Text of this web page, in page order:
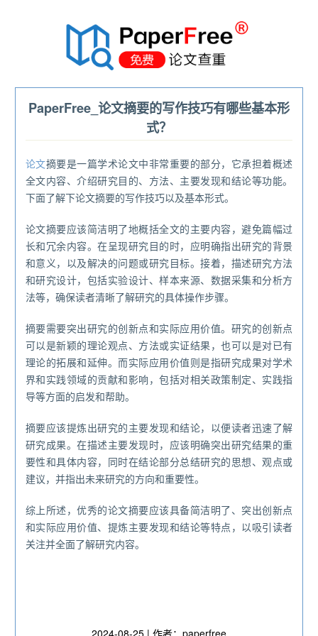
PaperFree_论文摘要的写作技巧有哪些基本形
式？
论文摘要是一篇学术论文中非常重要的部分，它承担着概述
全文内容、介绍研究目的、方法、主要发现和结论等功能。
下面了解下论文摘要的写作技巧以及基本形式。
论文摘要应该简洁明了地概括全文的主要内容，避免篇幅过
长和冗余内容。在呈现研究目的时，应明确指出研究的背景
和意义，以及解决的问题或研究目标。接着，描述研究方法
和研究设计，包括实验设计、样本来源、数据采集和分析方
法等，确保读者清晰了解研究的具体操作步骤。
摘要需要突出研究的创新点和实际应用价值。研究的创新点
可以是新颖的理论观点、方法或实证结果，也可以是对已有
理论的拓展和延伸。而实际应用价值则是指研究成果对学术
界和实践领域的贡献和影响，包括对相关政策制定、实践指
导等方面的启发和帮助。
摘要应该提炼出研究的主要发现和结论，以便读者迅速了解
研究成果。在描述主要发现时，应该明确突出研究结果的重
要性和具体内容，同时在结论部分总结研究的思想、观点或
建议，并指出未来研究的方向和重要性。
综上所述，优秀的论文摘要应该具备简洁明了、突出创新点
和实际应用价值、提炼主要发现和结论等特点，以吸引读者
关注并全面了解研究内容。